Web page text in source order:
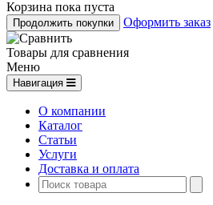
Корзина пока пуста
Продолжить покупки Оформить заказ
Товары для сравнения
Меню
Навигация
О компании
Каталог
Статьи
Услуги
Доставка и оплата